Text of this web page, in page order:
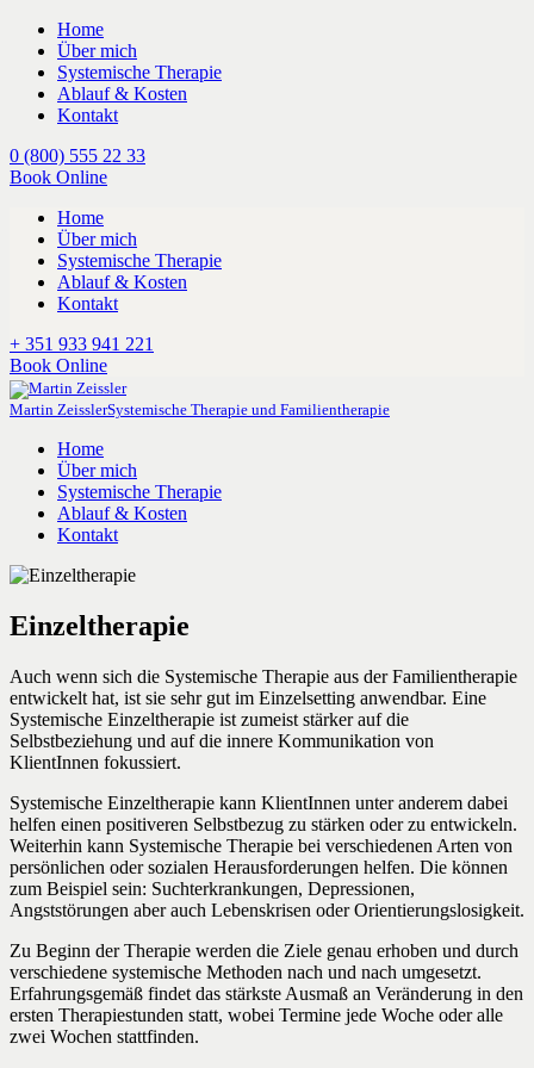
Home
Über mich
Systemische Therapie
Ablauf & Kosten
Kontakt
0 (800) 555 22 33
Book Online
Home
Über mich
Systemische Therapie
Ablauf & Kosten
Kontakt
+ 351 933 941 221
Book Online
Martin ZeisslerSystemische Therapie und Familientherapie
Home
Über mich
Systemische Therapie
Ablauf & Kosten
Kontakt
Einzeltherapie
Auch wenn sich die Systemische Therapie aus der Familientherapie
entwickelt hat, ist sie sehr gut im Einzelsetting anwendbar. Eine
Systemische Einzeltherapie ist zumeist stärker auf die
Selbstbeziehung und auf die innere Kommunikation von
KlientInnen fokussiert.
Systemische Einzeltherapie kann KlientInnen unter anderem dabei
helfen einen positiveren Selbstbezug zu stärken oder zu entwickeln.
Weiterhin kann Systemische Therapie bei verschiedenen Arten von
persönlichen oder sozialen Herausforderungen helfen. Die können
zum Beispiel sein: Suchterkrankungen, Depressionen,
Angststörungen aber auch Lebenskrisen oder Orientierungslosigkeit.
Zu Beginn der Therapie werden die Ziele genau erhoben und durch
verschiedene systemische Methoden nach und nach umgesetzt.
Erfahrungsgemäß findet das stärkste Ausmaß an Veränderung in den
ersten Therapiestunden statt, wobei Termine jede Woche oder alle
zwei Wochen stattfinden.